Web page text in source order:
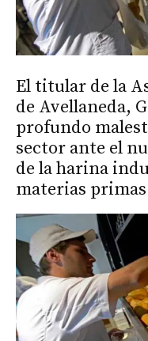
El titular de la
de Avellaneda,
profundo
sector ante el
de la harina
materias